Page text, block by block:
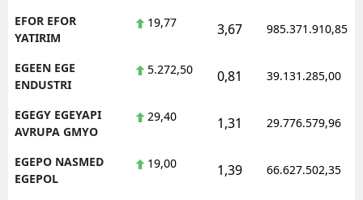
EFOR EFOR
YATIRIM
19,77 3,67 985.371.910,85
EGEEN EGE
ENDUSTRI
5.272,50 0,81 39.131.285,00
EGEGY EGEYAPI
AVRUPA GMYO
29,40 1,31 29.776.579,96
EGEPO NASMED
EGEPOL
19,00 1,39 66.627.502,35